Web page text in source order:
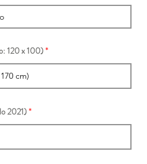
120 x 100)
2021)